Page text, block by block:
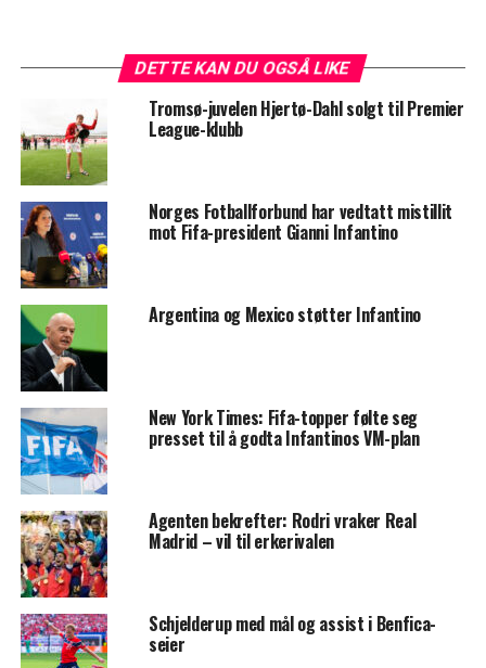
DETTE KAN DU OGSÅ LIKE
Tromsø-juvelen Hjertø-Dahl solgt til Premier
League-klubb
Norges Fotballforbund har vedtatt mistillit
mot Fifa-president Gianni Infantino
Argentina og Mexico støtter Infantino
New York Times: Fifa-topper følte seg
presset til å godta Infantinos VM-plan
Agenten bekrefter: Rodri vraker Real
Madrid – vil til erkerivalen
Schjelderup med mål og assist i Benfica-
seier